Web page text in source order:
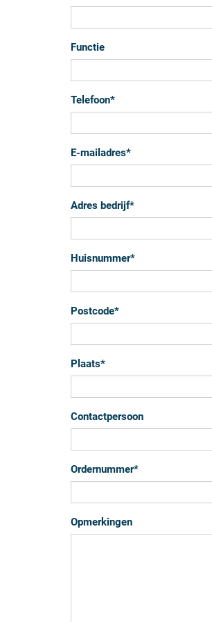
Functie
Telefoon*
E-mailadres*
Adres bedrijf*
Huisnummer*
Postcode*
Plaats*
Contactpersoon
Ordernummer*
Opmerkingen